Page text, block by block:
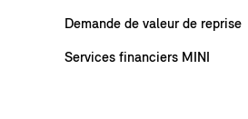
Demande de valeur de reprise
Services financiers MINI